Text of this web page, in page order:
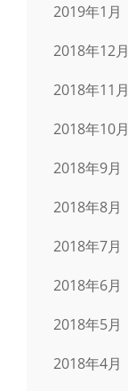
2019年1月
2018年12月
2018年11月
2018年10月
2018年9月
2018年8月
2018年7月
2018年6月
2018年5月
2018年4月